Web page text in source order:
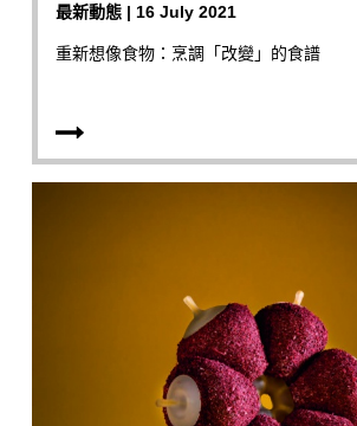
最新動態 | 16 July 2021
重新想像食物：烹調「改變」的食譜